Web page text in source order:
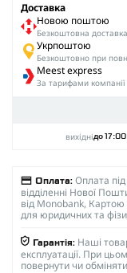
Доставка
Новою поштою
Безкоштовна
Укрпоштою
Безкоштовно при
Meest express
За тарифами компанії
вихіднідо 17:00
Оплата: Оплата
відділенні Нової
від Monobank, Картою
для юридичних та
Гарантія: Наші
експлуатації. При
повернути чи